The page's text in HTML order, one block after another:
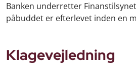
Banken underretter
påbuddet er efterlevet inden en
Klagevejledning